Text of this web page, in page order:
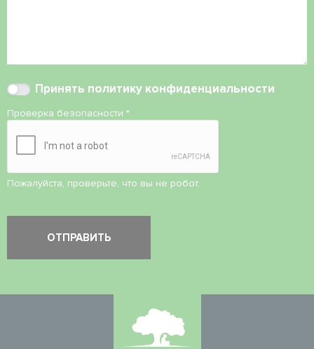
Принять политику конфиденциальности
Проверка безопасности *
Пожалуйста, проверьте, что вы не робот.